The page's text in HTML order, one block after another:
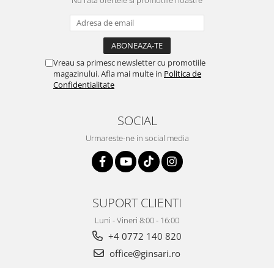
Vreau sa primesc newsletter cu promotiile
magazinului. Afla mai multe in Politica de
Confidentialitate
SOCIAL
Urmareste-ne in social media
SUPORT CLIENTI
Luni - Vineri 8:00 - 16:00
+4 0772 140 820
office@ginsari.ro